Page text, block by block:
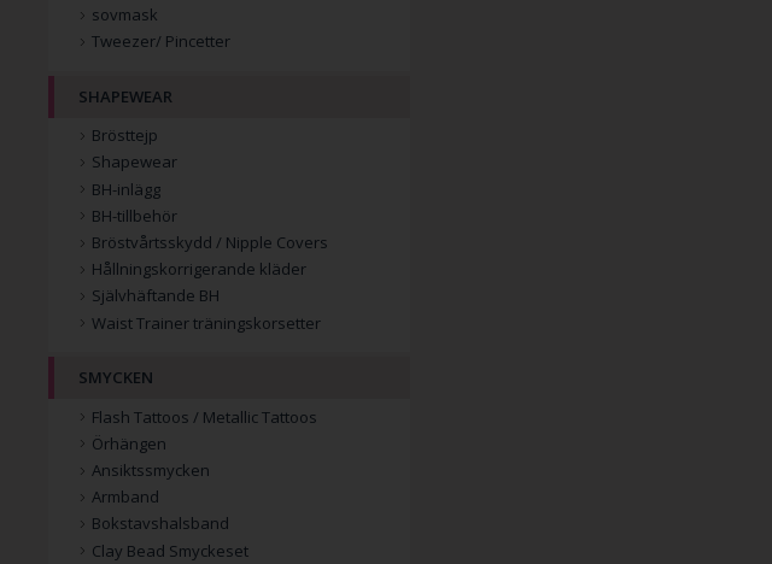
sovmask
Tweezer/ Pincetter
SHAPEWEAR
Brösttejp
Shapewear
BH-inlägg
BH-tillbehör
Bröstvårtsskydd / Nipple Covers
Hållningskorrigerande kläder
Självhäftande BH
Waist Trainer träningskorsetter
SMYCKEN
Flash Tattoos / Metallic Tattoos
Örhängen
Ansiktssmycken
Armband
Bokstavshalsband
Clay Bead Smyckeset